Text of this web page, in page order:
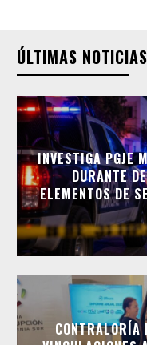
ÚLTIMAS NOTICIAS
INVESTIGA PGJE
DURANTE
ELEMENTOS DE